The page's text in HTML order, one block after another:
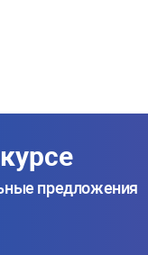
предложения